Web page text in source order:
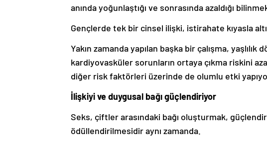
anında yoğunlaştığı ve sonrasında azaldığı
Gençlerde tek bir cinsel ilişki, istirahate kıyasla
Yakın zamanda yapılan başka bir çalışma,
kardiyovasküler sorunların ortaya çıkma riskini
diğer risk faktörleri üzerinde de olumlu etki
İlişkiyi ve duygusal bağı güçlendiriyor
Seks, çiftler arasındaki bağı oluşturmak,
ödüllendirilmesidir aynı zamanda.